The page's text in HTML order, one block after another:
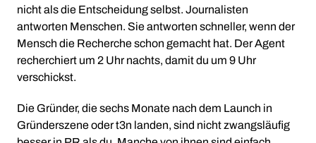
nicht als die Entscheidung selbst. Journalisten
antworten Menschen. Sie antworten schneller, wenn der
Mensch die Recherche schon gemacht hat. Der Agent
recherchiert um 2 Uhr nachts, damit du um 9 Uhr
verschickst.
Die Gründer, die sechs Monate nach dem Launch in
Gründerszene oder t3n landen, sind nicht zwangsläufig